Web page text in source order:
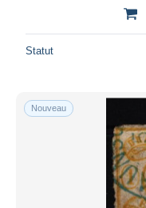
Tout désélectionner
Monde entier
Statut
Nouveau